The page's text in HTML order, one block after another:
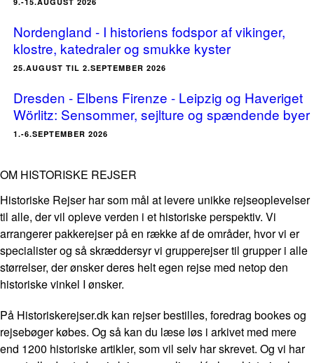
Nordengland - I historiens fodspor af vikinger,
klostre, katedraler og smukke kyster
25.AUGUST TIL 2.SEPTEMBER 2026
Dresden - Elbens Firenze - Leipzig og Haveriget
Wörlitz: Sensommer, sejlture og spændende byer
1.-6.SEPTEMBER 2026
OM HISTORISKE REJSER
Historiske Rejser har som mål at levere unikke rejseoplevelser
til alle, der vil opleve verden i et historiske perspektiv. Vi
arrangerer pakkerejser på en række af de områder, hvor vi er
specialister og så skræddersyr vi grupperejser til grupper i alle
størrelser, der ønsker deres helt egen rejse med netop den
historiske vinkel I ønsker.
På Historiskerejser.dk kan rejser bestilles, foredrag bookes og
rejsebøger købes. Og så kan du læse løs i arkivet med mere
end 1200 historiske artikler, som vil selv har skrevet. Og vi har